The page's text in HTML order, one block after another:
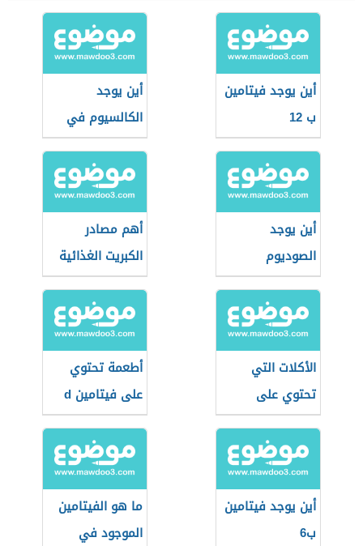
أين يوجد فيتامين
ب 12
أين يوجد
الكالسيوم في
الطعام
أين يوجد
الصوديوم
أهم مصادر
الكبريت الغذائية
الأكلات التي
تحتوي على
فيتامين د
أطعمة تحتوي
على فيتامين d
أين يوجد فيتامين
ب6
ما هو الفيتامين
الموجود في